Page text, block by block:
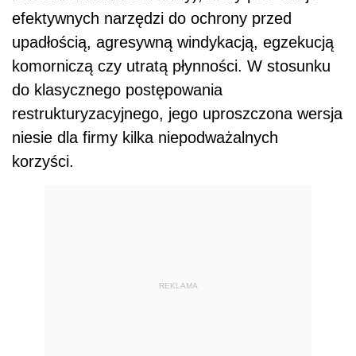
efektywnych narzędzi do ochrony przed
upadłością, agresywną windykacją, egzekucją
komorniczą czy utratą płynności. W stosunku
do klasycznego postępowania
restrukturyzacyjnego, jego uproszczona wersja
niesie dla firmy kilka niepodważalnych
korzyści.
REKLAMA